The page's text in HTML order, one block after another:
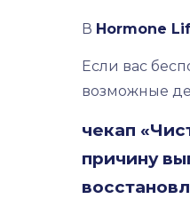
В Hormone
Если вас
возможные
чекап
причину